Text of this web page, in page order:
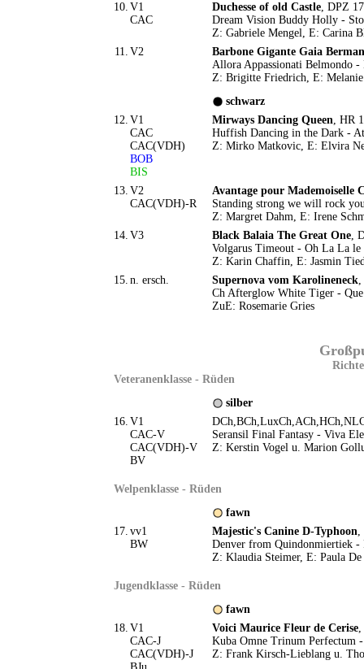
10. V1
CAC
Duchesse of old Castle, DPZ
Dream Vision Buddy Holly -
Z: Gabriele Mengel, E: Carina
11. V2
Barbone Gigante Gaia
Allora Appassionati Belmondo
Z: Brigitte Friedrich, E: Melanie
schwarz
12. V1
CAC
CAC(VDH)
BOB
BIS
Mirways Dancing Queen, HR
Huffish Dancing in the Dark -
Z: Mirko Matkovic, E: Elvira
13. V2
CAC(VDH)-R
Avantage pour Mademoiselle
Standing strong we will rock
Z: Margret Dahm, E: Irene
14. V3 Black Balaia The Great One,
Volgarus Timeout - Oh La La le
Z: Karin Chaffin, E: Jasmin
15. n. ersch. Supernova vom Karolineneck,
Ch Afterglow White Tiger -
ZuE: Rosemarie Gries
Veteranenklasse - Rüden
silber
16. V1
CAC-V
CAC(VDH)-V
BV
Seransil Final Fantasy - Viva
Z: Kerstin Vogel u. Marion
Welpenklasse - Rüden
fawn
17. vv1
BW
Majestic's Canine D-Typhoon,
Denver from Quindonmiertiek -
Z: Klaudia Steimer, E: Paula
Jugendklasse - Rüden
fawn
18. V1
CAC-J
CAC(VDH)-J
Voici Maurice Fleur de Cerise,
Kuba Omne Trinum Perfectum
Z: Frank Kirsch-Lieblang u.